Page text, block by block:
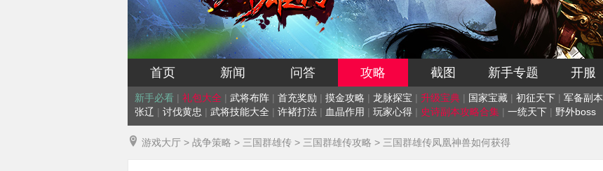
首页 新闻 问答 攻略 截图 新手专题 开服
新手必看 | 礼包大全 | 武将布阵 | 首充奖励 | 摸金攻略 | 龙脉探宝 | 升级宝典 | 国家宝藏 | 初征天下 | 军备副本
张辽 | 讨伐黄忠 | 武将技能大全 | 许褚打法 | 血晶作用 | 玩家心得 | 史诗副本攻略合集 | 一统天下 | 野外boss
游戏大厅 > 战争策略 > 三国群雄传 > 三国群雄传攻略 > 三国群雄传凤凰神兽如何获得